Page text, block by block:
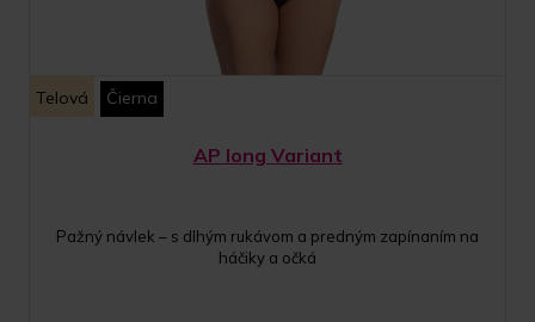
Telová Čierna
AP long Variant
Pažný návlek – s dlhým rukávom a predným zapínaním na
háčiky a očká